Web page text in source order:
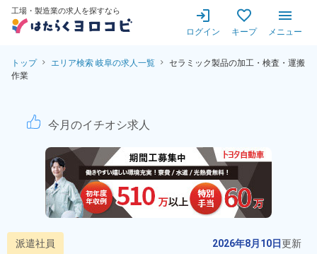
工場・製造業の求人を探すなら
ログイン キープ メニュー
トップ エリア検索 岐阜の求人一覧
セラミック製品の加工・検査・運搬
作業
セラミック製品の加工・検
今月のイチオシ求人
派遣社員 2026年8月10日更新